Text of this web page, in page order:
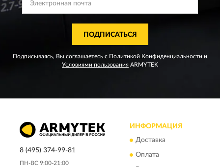
ПОДПИСАТЬСЯ
Подписываясь, Вы соглашаетесь с Политикой Конфиденциальности и
Условиями пользования ARMYTEK
8 (495) 374-99-81
ПН-ВС 9:00-21:00
ИНФОРМАЦИЯ
Доставка
Оплата